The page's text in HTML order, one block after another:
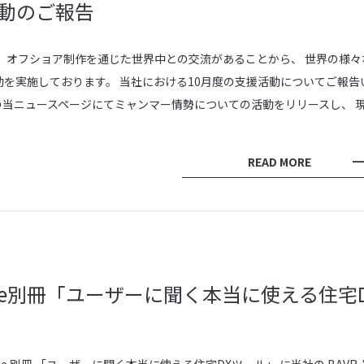
のご報告
フショア制作を通じた世界中との交流があることから、 世界の様々
実施しております。 当社における10月度の支援活動についてご報告
ニュースページにてミャンマー情勢についての活動をリリースし、
READ MORE
冊「ユーザーに聞く本当に使える住宅